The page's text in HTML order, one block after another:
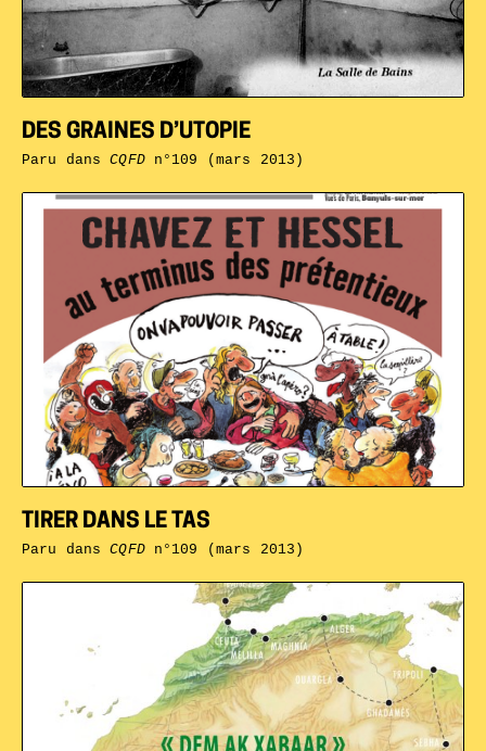
TIRER DANS LE TAS
Paru dansCQFDn°109 (mars 2013)
DES GRAINES D’UTOPIE
Paru dansCQFDn°109 (mars 2013)